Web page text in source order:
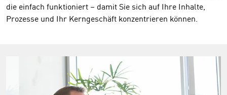
die einfach funktioniert – damit Sie sich auf Ihre Inhalte,
Prozesse und Ihr Kerngeschäft konzentrieren können.